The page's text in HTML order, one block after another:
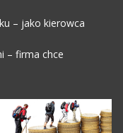
– jako kierowca
– firma chce